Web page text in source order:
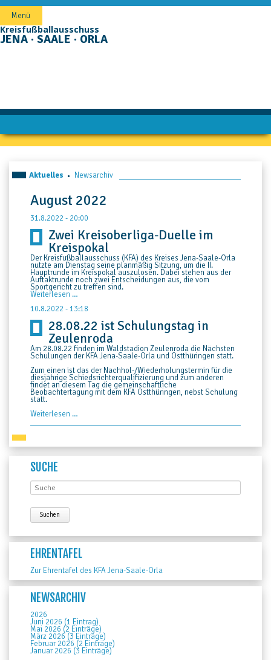
Navigation
überspringen
Menü
Kreisfußballausschuss
JENA · SAALE · ORLA
Aktuelles Newsarchiv
August 2022
31.8.2022 - 20:00
Zwei Kreisoberliga-Duelle im
Kreispokal
Der Kreisfußballausschuss (KFA) des Kreises Jena-Saale-Orla
nutzte am Dienstag seine planmäßig Sitzung, um die II.
Hauptrunde im Kreispokal auszulosen. Dabei stehen aus der
Auftaktrunde noch zwei Entscheidungen aus, die vom
Sportgericht zu treffen sind.
Weiterlesen …
Duelle
Kreispokal
10.8.2022 - 13:18
28.08.22 ist Schulungstag in
Zeulenroda
Am 28.08.22 finden im Waldstadion Zeulenroda die Nächsten
Schulungen der KFA Jena-Saale-Orla und Ostthüringen statt.
Zum einen ist das der Nachhol-/Wiederholungstermin für die
diesjährige Schiedsrichterqualifizierung und zum anderen
findet an diesem Tag die gemeinschaftliche
Beobachtertagung mit dem KFA Ostthüringen, nebst Schulung
statt.
Weiterlesen …
Schulungstag
SUCHE
EHRENTAFEL
Zur Ehrentafel des KFA Jena-Saale-Orla
NEWSARCHIV
2026
Juni 2026 (1 Eintrag)
Mai 2026 (2 Einträge)
März 2026 (3 Einträge)
Februar 2026 (2 Einträge)
Januar 2026 (3 Einträge)